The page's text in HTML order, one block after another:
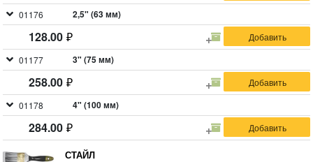
01176 2,5" (63 мм)
128.00
01177 3" (75 мм)
258.00
01178 4" (100 мм)
284.00
СТАЙЛ